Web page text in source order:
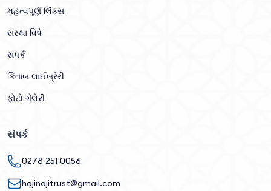
મહત્વપૂર્ણ લિંક્સ
સંસ્થા વિષે
સંપર્ક
કિતાબ લાઈબ્રેરી
ફોટો ગેલેરી
સંપર્ક
0278 251 0056
hajinajitrust@gmail.com